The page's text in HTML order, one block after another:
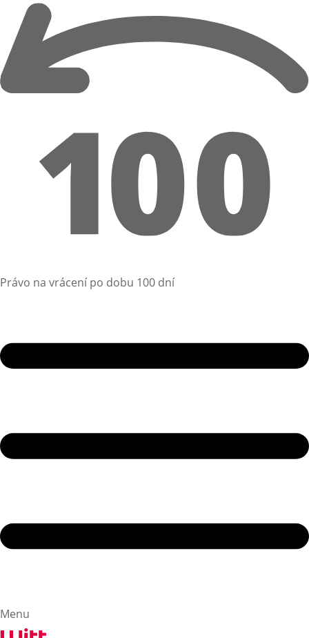
Právo na vrácení po dobu 100 dní
Menu